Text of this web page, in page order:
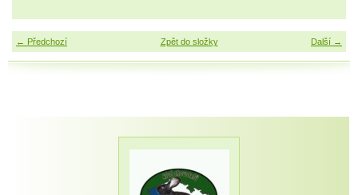
← Předchozí Další →
Zpět do složky